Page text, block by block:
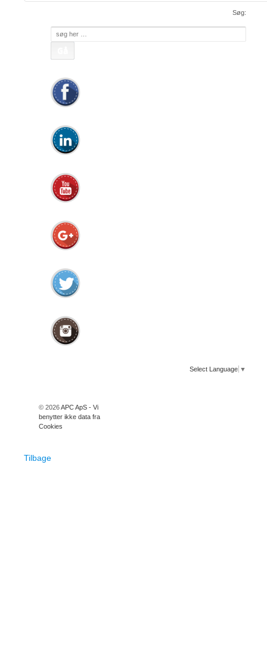
Søg:
efter:
Select Language ▼
© 2026APC ApS - Vi
benytter ikke data fra
Cookies
Tilbage